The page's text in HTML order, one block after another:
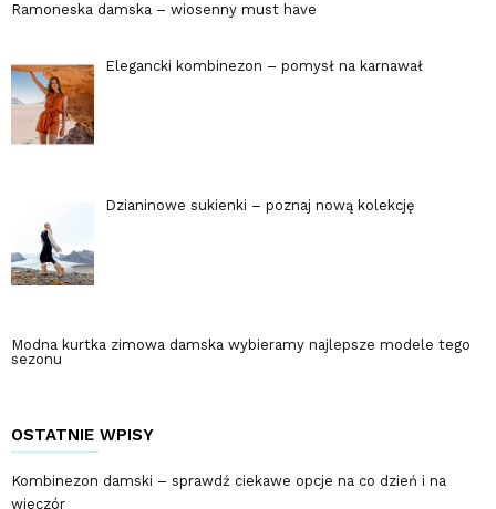
Ramoneska damska – wiosenny must have
Elegancki kombinezon – pomysł na karnawał
Dzianinowe sukienki – poznaj nową kolekcję
Modna kurtka zimowa damska wybieramy najlepsze modele tego
sezonu
OSTATNIE WPISY
Kombinezon damski – sprawdź ciekawe opcje na co dzień i na
wieczór